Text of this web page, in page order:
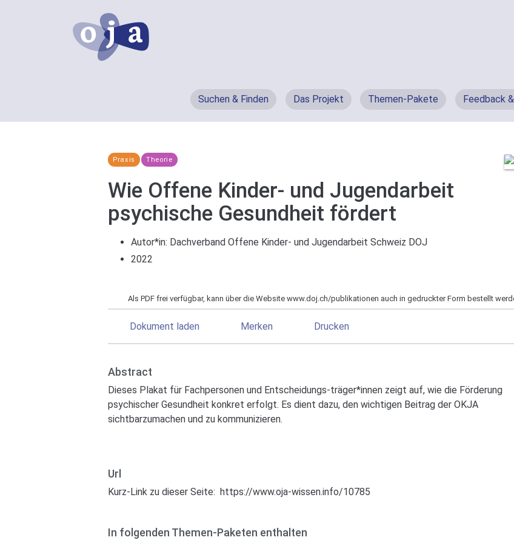
Suchen & Finden Das Projekt Themen-Pakete Feedback
Praxis Theorie
Wie Offene Kinder- und Jugendarbeit
psychische Gesundheit fördert
Autor*in: Dachverband Offene Kinder- und Jugendarbeit Schweiz DOJ
2022
Als PDF frei verfügbar, kann über die Website www.doj.ch/publikationen auch in gedruckter Form bestellt
Dokument laden Merken Drucken
Abstract
Dieses Plakat für Fachpersonen und Entscheidungs-träger*innen zeigt auf, wie die Förderung
psychischer Gesundheit konkret erfolgt. Es dient dazu, den wichtigen Beitrag der OKJA
sichtbarzumachen und zu kommunizieren.
Url
Kurz-Link zu dieser Seite: https://www.oja-wissen.info/10785
In folgenden Themen-Paketen enthalten